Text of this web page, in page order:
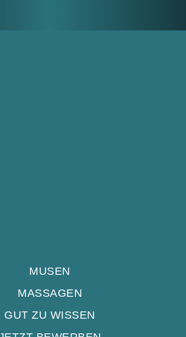
MUSEN
MAS­SA­GEN
GUT ZU WISSEN